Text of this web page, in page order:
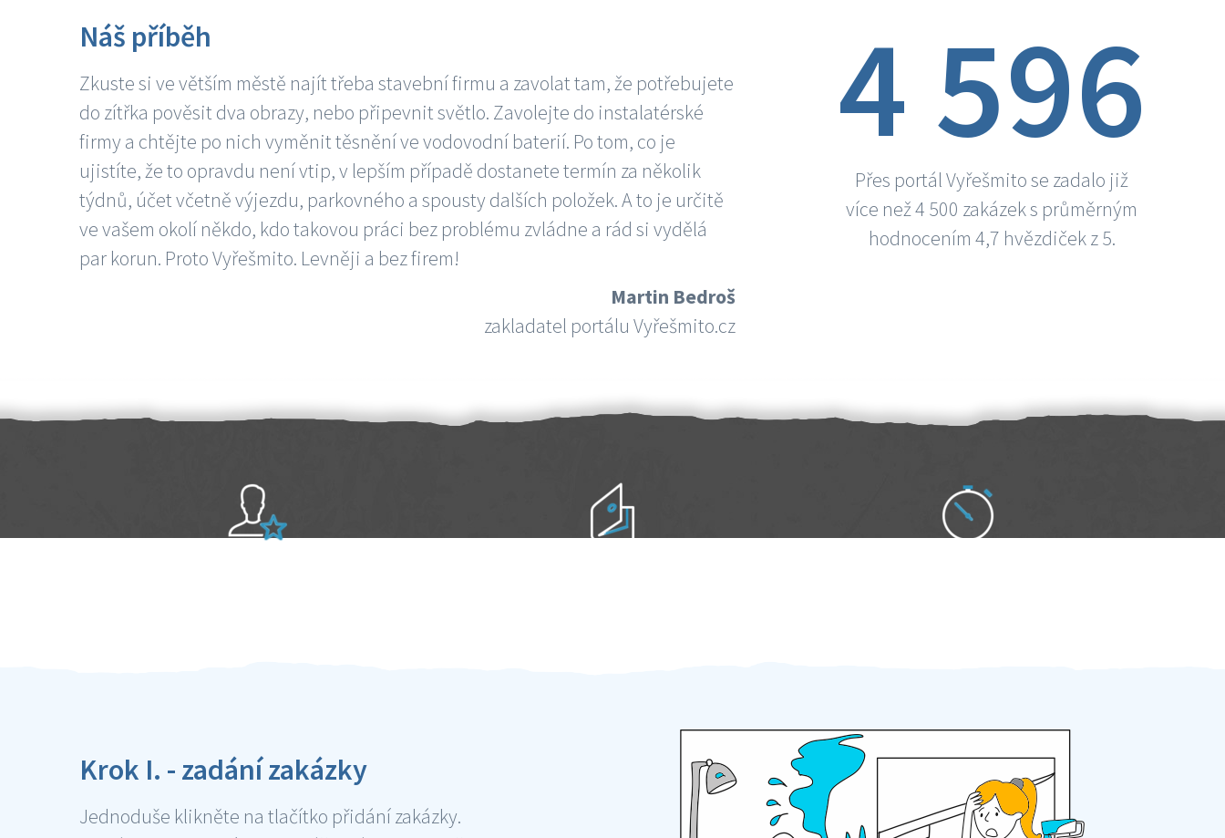
Náš příběh
Zkuste si ve větším městě najít třeba stavební firmu a zavolat tam, že potřebujete
do zítřka pověsit dva obrazy, nebo připevnit světlo. Zavolejte do instalatérské
firmy a chtějte po nich vyměnit těsnění ve vodovodní baterií. Po tom, co je
ujistíte, že to opravdu není vtip, v lepším případě dostanete termín za několik
týdnů, účet včetně výjezdu, parkovného a spousty dalších položek. A to je určitě
ve vašem okolí někdo, kdo takovou práci bez problému zvládne a rád si vydělá
par korun. Proto Vyřešmito. Levněji a bez firem!
Martin Bedroš
zakladatel portálu Vyřešmito.cz
4 596
Přes portál Vyřešmito se zadalo již
více než 4 500 zakázek s průměrným
hodnocením 4,7 hvězdiček z 5.
Krok I. - zadání zakázky
Jednoduše klikněte na tlačítko přidání zakázky.